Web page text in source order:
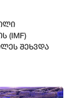
(IMF)
შეხვდა